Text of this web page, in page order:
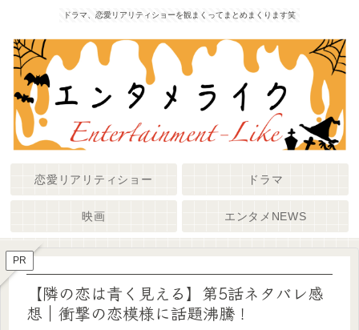
ドラマ、恋愛リアリティショーを観まくってまとめまくります笑
恋愛リアリティショー ドラマ
映画 エンタメNEWS
PR
【隣の恋は青く見える】第5話ネタバレ感
想｜衝撃の恋模様に話題沸騰！